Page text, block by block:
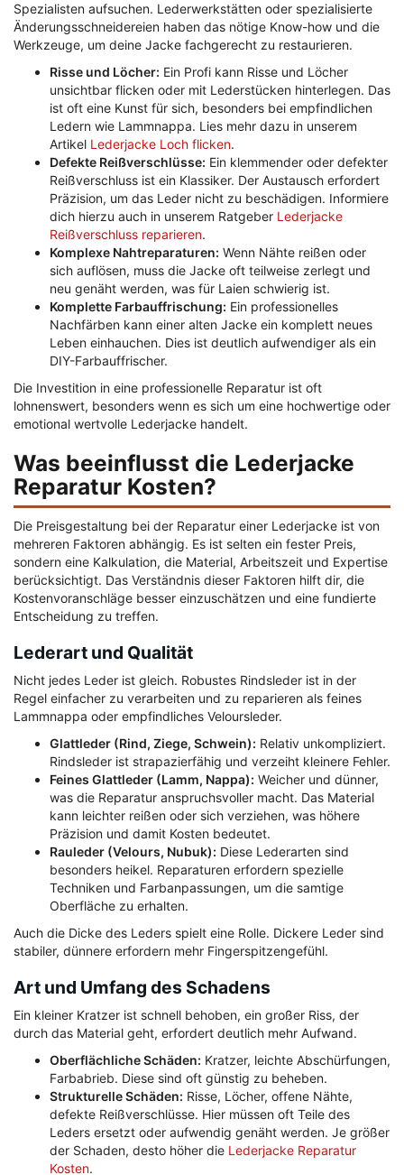
Spezialisten aufsuchen. Lederwerkstätten oder spezialisierte
Änderungsschneidereien haben das nötige Know-how und die
Werkzeuge, um deine Jacke fachgerecht zu restaurieren.
Risse und Löcher: Ein Profi kann Risse und Löcher
unsichtbar flicken oder mit Lederstücken hinterlegen. Das
ist oft eine Kunst für sich, besonders bei empfindlichen
Ledern wie Lammnappa. Lies mehr dazu in unserem
Artikel Lederjacke Loch flicken.
Defekte Reißverschlüsse: Ein klemmender oder defekter
Reißverschluss ist ein Klassiker. Der Austausch erfordert
Präzision, um das Leder nicht zu beschädigen. Informiere
dich hierzu auch in unserem Ratgeber Lederjacke
Reißverschluss reparieren.
Komplexe Nahtreparaturen: Wenn Nähte reißen oder
sich auflösen, muss die Jacke oft teilweise zerlegt und
neu genäht werden, was für Laien schwierig ist.
Komplette Farbauffrischung: Ein professionelles
Nachfärben kann einer alten Jacke ein komplett neues
Leben einhauchen. Dies ist deutlich aufwendiger als ein
DIY-Farbauffrischer.
Die Investition in eine professionelle Reparatur ist oft
lohnenswert, besonders wenn es sich um eine hochwertige oder
emotional wertvolle Lederjacke handelt.
Was beeinflusst die Lederjacke
Reparatur Kosten?
Die Preisgestaltung bei der Reparatur einer Lederjacke ist von
mehreren Faktoren abhängig. Es ist selten ein fester Preis,
sondern eine Kalkulation, die Material, Arbeitszeit und Expertise
berücksichtigt. Das Verständnis dieser Faktoren hilft dir, die
Kostenvoranschläge besser einzuschätzen und eine fundierte
Entscheidung zu treffen.
Lederart und Qualität
Nicht jedes Leder ist gleich. Robustes Rindsleder ist in der
Regel einfacher zu verarbeiten und zu reparieren als feines
Lammnappa oder empfindliches Veloursleder.
Glattleder (Rind, Ziege, Schwein): Relativ unkompliziert.
Rindsleder ist strapazierfähig und verzeiht kleinere Fehler.
Feines Glattleder (Lamm, Nappa): Weicher und dünner,
was die Reparatur anspruchsvoller macht. Das Material
kann leichter reißen oder sich verziehen, was höhere
Präzision und damit Kosten bedeutet.
Rauleder (Velours, Nubuk): Diese Lederarten sind
besonders heikel. Reparaturen erfordern spezielle
Techniken und Farbanpassungen, um die samtige
Oberfläche zu erhalten.
Auch die Dicke des Leders spielt eine Rolle. Dickere Leder sind
stabiler, dünnere erfordern mehr Fingerspitzengefühl.
Art und Umfang des Schadens
Ein kleiner Kratzer ist schnell behoben, ein großer Riss, der
durch das Material geht, erfordert deutlich mehr Aufwand.
Oberflächliche Schäden: Kratzer, leichte Abschürfungen,
Farbabrieb. Diese sind oft günstig zu beheben.
Strukturelle Schäden: Risse, Löcher, offene Nähte,
defekte Reißverschlüsse. Hier müssen oft Teile des
Leders ersetzt oder aufwendig genäht werden. Je größer
der Schaden, desto höher die Lederjacke Reparatur
Kosten.